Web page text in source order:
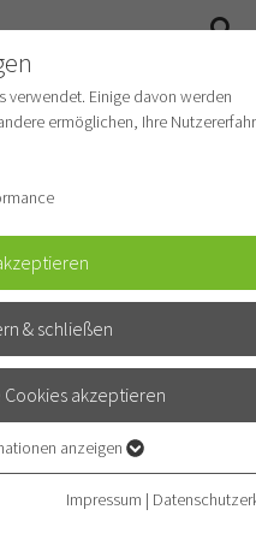
verwendet. Einige davon werden
ermöglichen, Ihre
& schließen
akzeptieren
Funktionen der Webseite
die Webseite einwandfrei
anzeigen
Impressum |